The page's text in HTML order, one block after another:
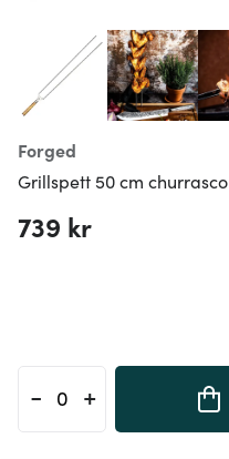
Forged
Grillspett 50 cm churrasco
739 kr
- +